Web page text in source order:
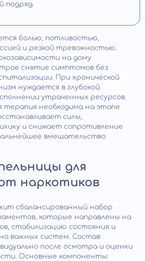
подряд.
болью, потливостью,
и резкой тревожностью.
на дому
снятие симптомов без
При хронической
нуждается в глубокой
утраченных ресурсов.
терапия необходима на этапе
силы,
и снижает сопротивление
вмешательство
для
наркотиков
сбалансированный набор
которые направлены на
стабилизацию состояния и
важных систем. Состав
после осмотра и оценки
Основные компоненты: